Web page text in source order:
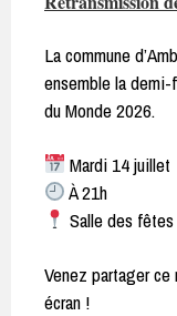
La commune
ensemble la demi-
du Monde 2026.
Mardi 14 juillet
À 21h
Salle des fêtes
Venez partager
écran !